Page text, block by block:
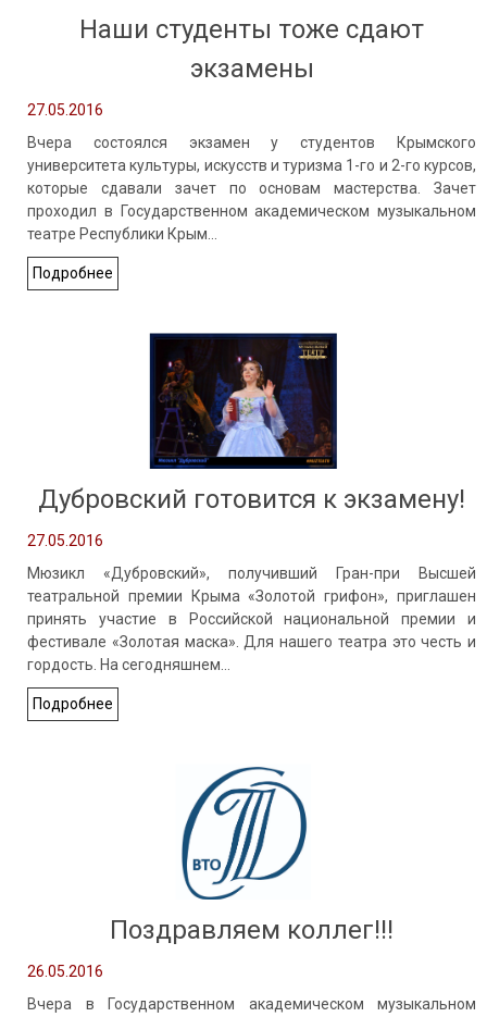
Наши студенты тоже сдают
экзамены
27.05.2016
Вчера состоялся экзамен у студентов Крымского
университета культуры, искусств и туризма 1-го и 2-го курсов,
которые сдавали зачет по основам мастерства. Зачет
проходил в Государственном академическом музыкальном
театре Республики Крым…
Подробнее
Дубровский готовится к экзамену!
27.05.2016
Мюзикл «Дубровский», получивший Гран-при Высшей
театральной премии Крыма «Золотой грифон», приглашен
принять участие в Российской национальной премии и
фестивале «Золотая маска». Для нашего театра это честь и
гордость. На сегодняшнем…
Подробнее
Поздравляем коллег!!!
26.05.2016
Вчера в Государственном академическом музыкальном